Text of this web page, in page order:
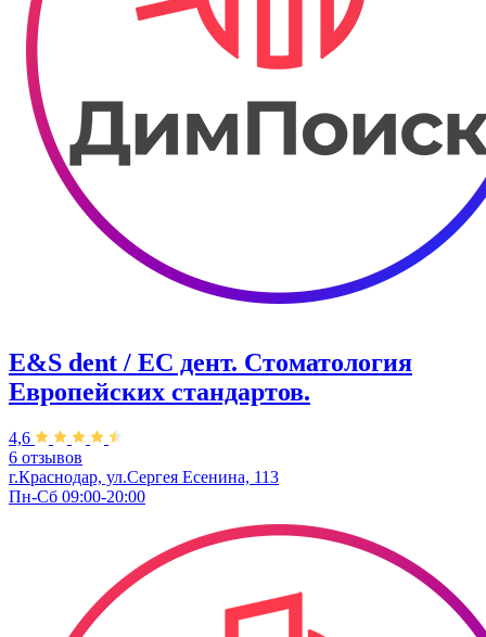
E&S dent / ЕС дент. Стоматология
Европейских стандартов.
4,6
6 отзывов
г.Краснодар, ул.Сергея Есенина, 113
Пн-Сб 09:00-20:00